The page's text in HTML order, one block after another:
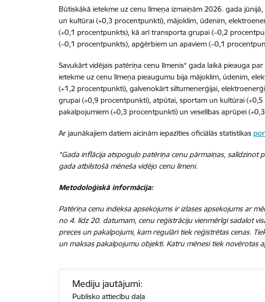
Būtiskākā ietekme uz cenu līmeņa izmaiņām 2026. gada
un kultūrai (+0,3 procentpunkti), mājoklim, ūdenim,
(+0,1 procentpunkts), kā arī transporta grupai (−0,2
(−0,1 procentpunkts), apģērbiem un apaviem (−0,1
Savukārt vidējais patēriņa cenu līmenis* gada laikā pieauga
ietekme uz cenu līmeņa pieaugumu bija mājoklim, ūdenim,
(+1,2 procentpunkti), galvenokārt siltumenerģijai,
grupai (+0,9 procentpunkti), atpūtai, sportam un kultūrai
pakalpojumiem (+0,3 procentpunkti) un veselības aprūpei
Ar jaunākajiem datiem aicinām iepazīties oficiālās statistikas
*Gada inflācija atspoguļo patēriņa cenu pārmaiņas, salīdzinot
gada atbilstošā mēneša vidējo cenu līmeni.
Metodoloģiskā informācija:
Patēriņa cenu indeksa apsekojums ir izlases apsekojums ar
no 4. līdz 20. datumam, cenu reģistrāciju vienmērīgi sadalot
preces un pakalpojumi, kam regulāri tiek reģistrētas cenas.
un maksas pakalpojumu objekti. Katru mēnesi tiek novērotas
Mediju jautājumi:
Publisko attiecību daļa